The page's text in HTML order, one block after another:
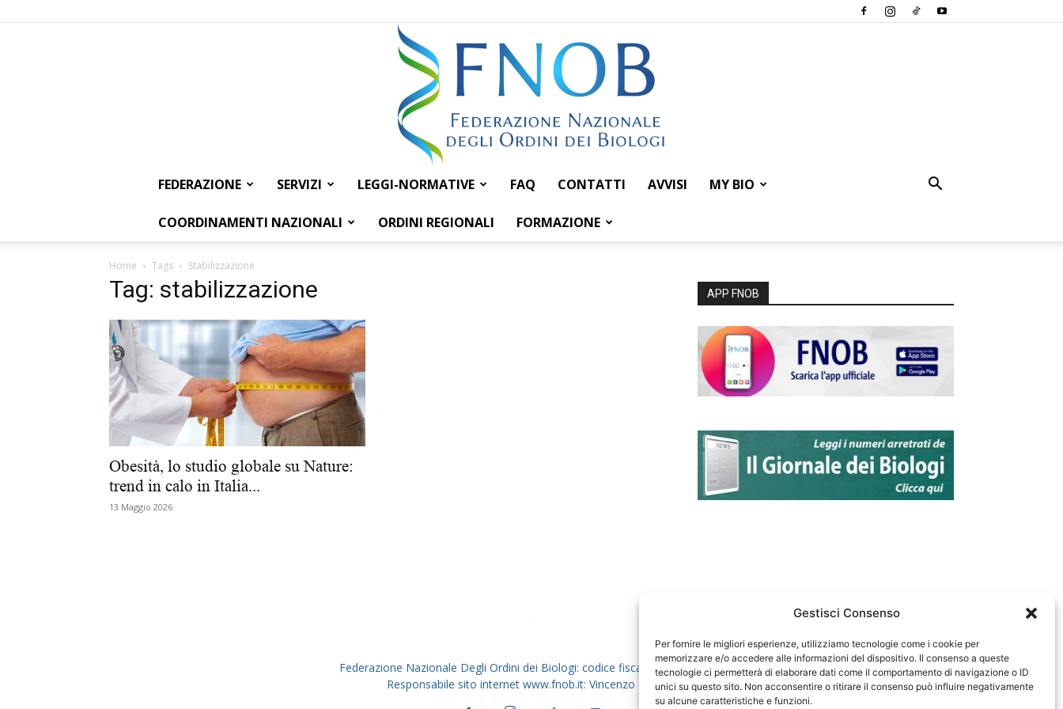
Gestisci Consenso
Per fornire le migliori esperienze, utilizziamo tecnologie come i cookie per
memorizzare e/o accedere alle informazioni del dispositivo. Il consenso a queste
tecnologie ci permetterà di elaborare dati come il comportamento di navigazione o ID
unici su questo sito. Non acconsentire o ritirare il consenso può influire negativamente
su alcune caratteristiche e funzioni.
Federazione
dei
FEDERAZIONE SERVIZI LEGGI-NORMATIVE FAQ CONTATTI AVVISI MY BIO
COORDINAMENTI NAZIONALI ORDINI REGIONALI FORMAZIONE
Home Tags Stabilizzazione
Tag: stabilizzazione
Obesità, lo studio globale su Nature:
trend in calo in Italia...
13 Maggio 2026
APP FNOB
Federazione Nazionale Degli Ordini dei Biologi: codice fiscale 80069130583
Responsabile sito internet www.fnob.it: Vincenzo D'Anna